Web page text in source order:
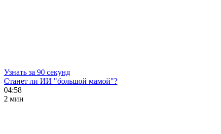
Узнать за 90 секунд
Станет ли ИИ "большой мамой"?
04:58
2 мин